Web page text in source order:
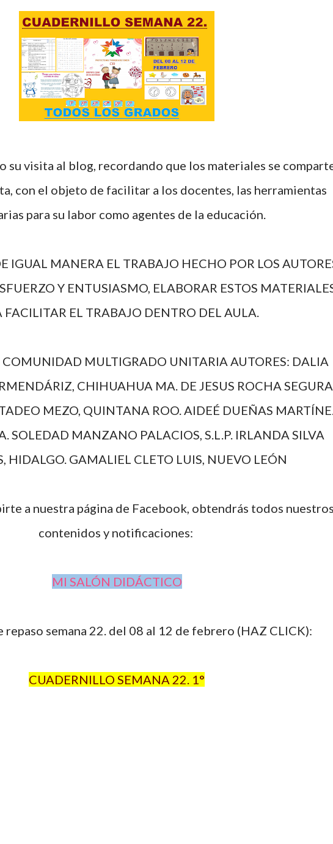
con el objeto de facilitar a los docentes, las herramientas
para su labor como agentes de la educación.
IGUAL MANERA EL TRABAJO HECHO POR LOS
Y ENTUSIASMO, ELABORAR ESTOS
FACILITAR EL TRABAJO DENTRO DEL AULA.
MULTIGRADO UNITARIA AUTORES: DALIA
CHIHUAHUA MA. DE JESUS ROCHA
MEZO, QUINTANA ROO. AIDEÉ DUEÑAS
SOLEDAD MANZANO PALACIOS, S.L.P. IRLANDA SILVA
HIDALGO. GAMALIEL CLETO LUIS, NUEVO LEÓN
a nuestra página de Facebook, obtendrás todos
contenidos y notificaciones:
MI SALÓN DIDÁCTICO
semana 22. del 08 al 12 de febrero (HAZ CLICK):
CUADERNILLO SEMANA 22. 1°